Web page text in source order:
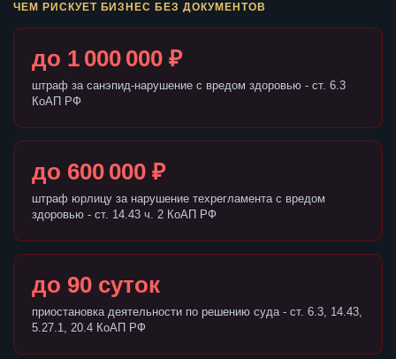
ЧЕМ РИСКУЕТ БИЗНЕС БЕЗ ДОКУМЕНТОВ
до 1 000 000 ₽
штраф за санэпид-нарушение с вредом здоровью - ст. 6.3
КоАП РФ
до 600 000 ₽
штраф юрлицу за нарушение техрегламента с вредом
здоровью - ст. 14.43 ч. 2 КоАП РФ
до 90 суток
приостановка деятельности по решению суда - ст. 6.3, 14.43,
5.27.1, 20.4 КоАП РФ